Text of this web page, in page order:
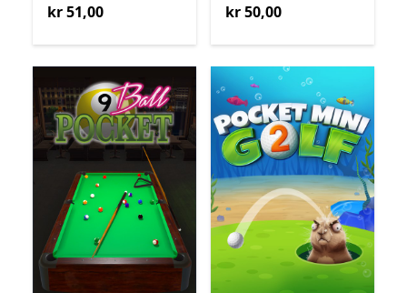
kr 51,00
kr 51,00
kr 50,00
kr 50,00